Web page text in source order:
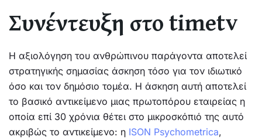
Συνέντευξη στο timetv
Η αξιολόγηση του ανθρώπινου παράγοντα αποτελεί
στρατηγικής σημασίας άσκηση τόσο για τον ιδιωτικό
όσο και τον δημόσιο τομέα. Η άσκηση αυτή αποτελεί
το βασικό αντικείμενο μιας πρωτοπόρου εταιρείας η
οποία επί 30 χρόνια θέτει στο μικροσκόπιό της αυτό
ακριβώς το αντικείμενο: η ISON Psychometrica,